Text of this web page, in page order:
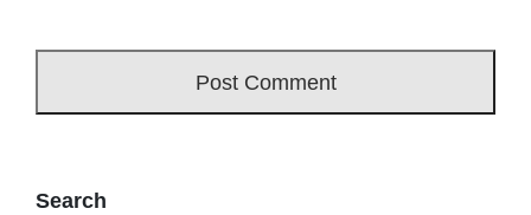
Search